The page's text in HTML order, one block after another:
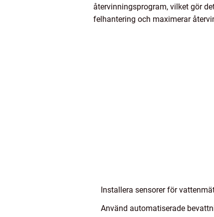
återvinningsprogram, vilket gör
felhantering och maximerar
Installera sensorer för
Använd automatiserade